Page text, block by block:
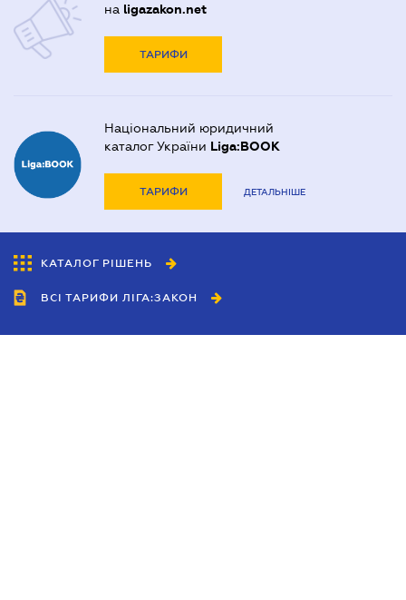
на ligazakon.net
ТАРИФИ
Національний юридичний
каталог України Liga:BOOK
ТАРИФИ ДЕТАЛЬНІШЕ
КАТАЛОГ РІШЕНЬ
ВСІ ТАРИФИ ЛІГА:ЗАКОН